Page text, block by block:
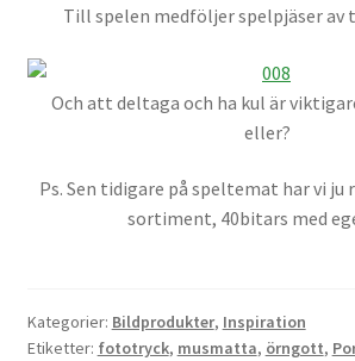
Till spelen medföljer spelpjäser av
Och att deltaga och ha kul är
eller?
Ps. Sen tidigare på speltemat har vi ju
sortiment, 40bitars med
Kategorier: Bildprodukter, Inspiration
Etiketter: fototryck, musmatta, örngott,